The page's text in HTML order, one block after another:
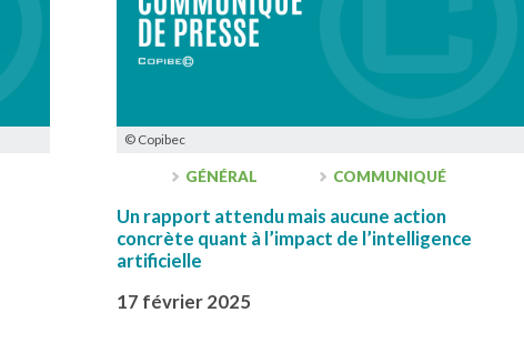
© Copibec
GÉNÉRAL COMMUNIQUÉ
Un rapport attendu mais aucune action
concrète quant à l’impact de l’intelligence
artificielle
17 février 2025